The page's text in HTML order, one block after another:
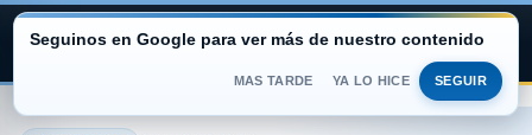
ARGENTINA PORTAL
Seguinos en Google para ver más de nuestro contenido
MAS TARDE YA LO HICE SEGUIR